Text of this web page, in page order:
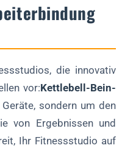
die innovativ
vor: Kettlebell-Bein-
sondern um den
von Ergebnissen und
Ihr Fitnessstudio auf